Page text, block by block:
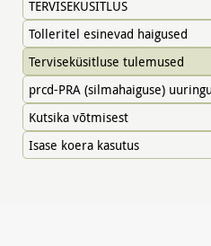
TERVISEKÜSITLUS
Tolleritel esinevad haigused
Terviseküsitluse tulemused
prcd-PRA (silmahaiguse)
Kutsika võtmisest
Isase koera kasutus